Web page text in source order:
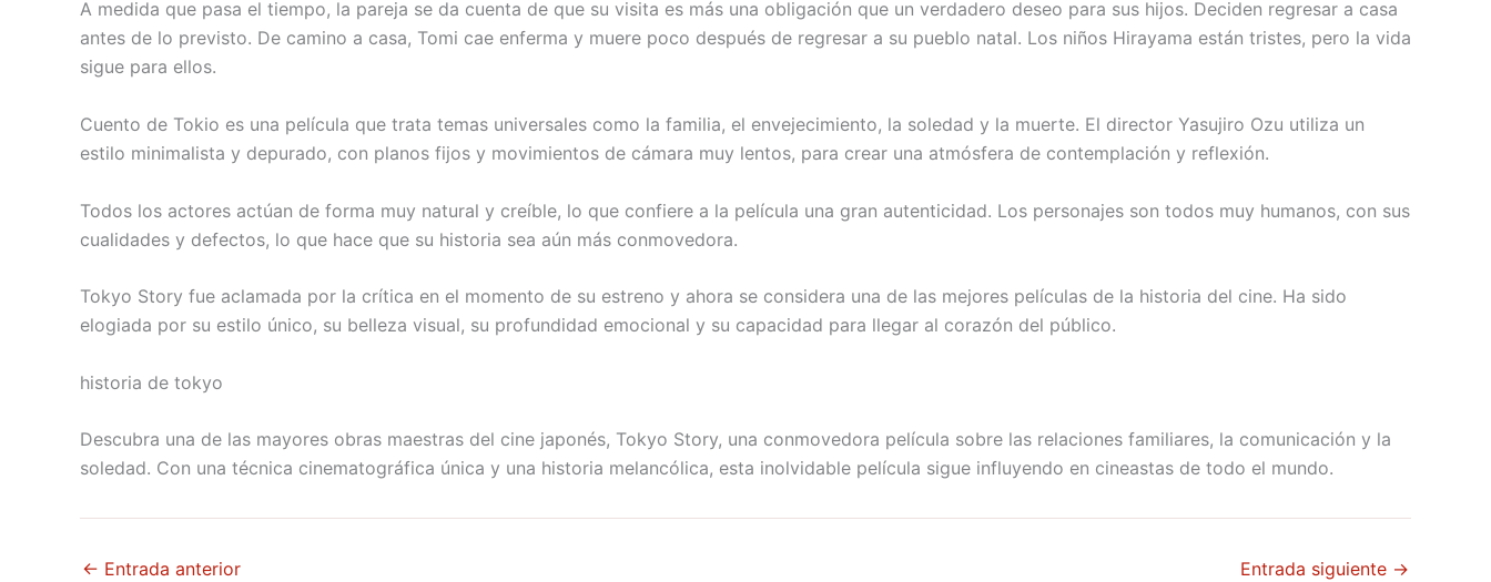
A medida que pasa el tiempo, la pareja se da cuenta de que su visita es más una obligación que un verdadero deseo para sus hijos. Deciden regresar a casa
antes de lo previsto. De camino a casa, Tomi cae enferma y muere poco después de regresar a su pueblo natal. Los niños Hirayama están tristes, pero la vida
sigue para ellos.
Cuento de Tokio es una película que trata temas universales como la familia, el envejecimiento, la soledad y la muerte. El director Yasujiro Ozu utiliza un
estilo minimalista y depurado, con planos fijos y movimientos de cámara muy lentos, para crear una atmósfera de contemplación y reflexión.
Todos los actores actúan de forma muy natural y creíble, lo que confiere a la película una gran autenticidad. Los personajes son todos muy humanos, con sus
cualidades y defectos, lo que hace que su historia sea aún más conmovedora.
Tokyo Story fue aclamada por la crítica en el momento de su estreno y ahora se considera una de las mejores películas de la historia del cine. Ha sido
elogiada por su estilo único, su belleza visual, su profundidad emocional y su capacidad para llegar al corazón del público.
historia de tokyo
Descubra una de las mayores obras maestras del cine japonés, Tokyo Story, una conmovedora película sobre las relaciones familiares, la comunicación y la
soledad. Con una técnica cinematográfica única y una historia melancólica, esta inolvidable película sigue influyendo en cineastas de todo el mundo.
← Entrada anterior Entrada siguiente →